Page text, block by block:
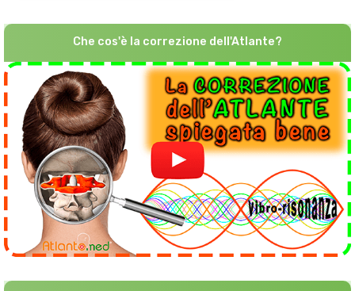
Che cos'è la correzione dell'Atlante?